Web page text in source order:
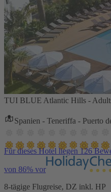
TUI BLUE Atlantic Hills -
Spanien - Teneriffa - Puerto
Für dieses Hotel liegen 126
von 86% vor
8-tägige Flugreise, DZ inkl. HP